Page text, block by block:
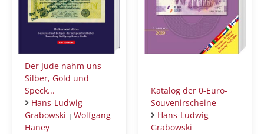
Der Jude nahm uns
Silber, Gold und
Speck...
Hans-Ludwig
Grabowski | Wolfgang
Haney
Katalog der 0-Euro-
Souvenirscheine
Hans-Ludwig
Grabowski